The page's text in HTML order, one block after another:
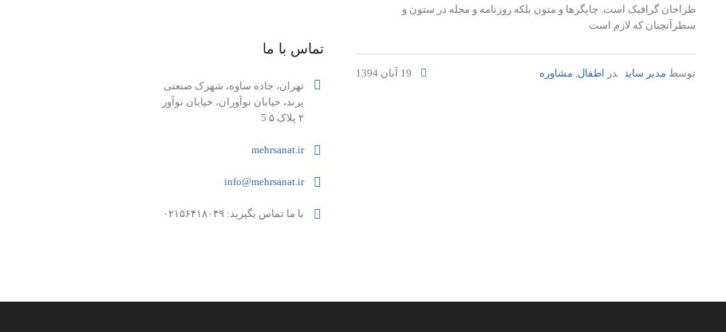
طراحان گرافیک است. چاپگرها و متون بلکه روزنامه و مجله در ستون و
سطرآنچنان که لازم است
19 آبان 1394 توسط مدیر سایت در اطفال, مشاوره
تماس با ما
تهران، جاده ساوه، شهرک صنعتی
پرند، خیابان نوآوران، خیابان نوآور
۲ پلاک ۵ 5
mehrsanat.ir
info@mehrsanat.ir
با ما تماس بگیرید: ۰۲۱۵۶۴۱۸۰۴۹